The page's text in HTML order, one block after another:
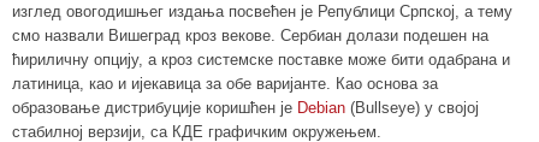
изглед овогодишњег издања посвећен је Републици Српској, а тему
смо назвали Вишеград кроз векове. Сербиан долази подешен на
ћириличну опцију, а кроз системске поставке може бити одабрана и
латиница, као и ијекавица за обе варијанте. Као основа за
образовање дистрибуције коришћен је Debian (Bullseye) у својој
стабилној верзији, са КДЕ графичким окружењем.